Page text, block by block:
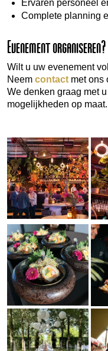
Ervaren personeel
Complete planning
Evenement
Wilt u uw evenement
Neem contact met ons
We denken graag met
mogelijkheden op maat.